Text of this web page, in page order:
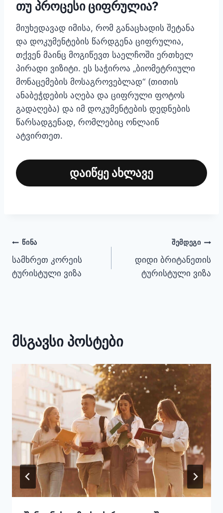
თუ პროცესი ციფრულია?
მიუხედავად იმისა, რომ განაცხადის შეტანა
და დოკუმენტების წარდგენა ციფრულია,
თქვენ მაინც მოგიწევთ საელჩოში ერთხელ
პირადი ვიზიტი. ეს საჭიროა „ბიომეტრიული
მონაცემების მოსაგროვებლად“ (თითის
ანაბეჭდების აღება და ციფრული ფოტოს
გადაღება) და იმ დოკუმენტების დედნების
წარსადგენად, რომლებიც ონლაინ
ატვირთეთ.
დაიწყე ახლავე
პოსტის
ნავიგაცია
ᲬᲘᲜᲐ
სამხრეთ კორეის
ტურისტული ვიზა
ᲨᲔᲛᲓᲔᲒᲘ
დიდი ბრიტანეთის
ტურისტული ვიზა
მსგავსი პოსტები